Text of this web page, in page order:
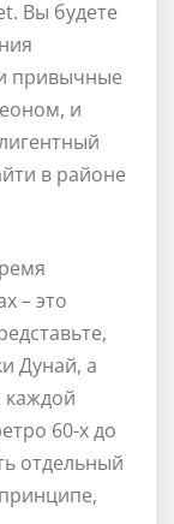
Вы будете
привычные
и
в районе
– это
Дунай, а
каждой
60-х до
отдельный